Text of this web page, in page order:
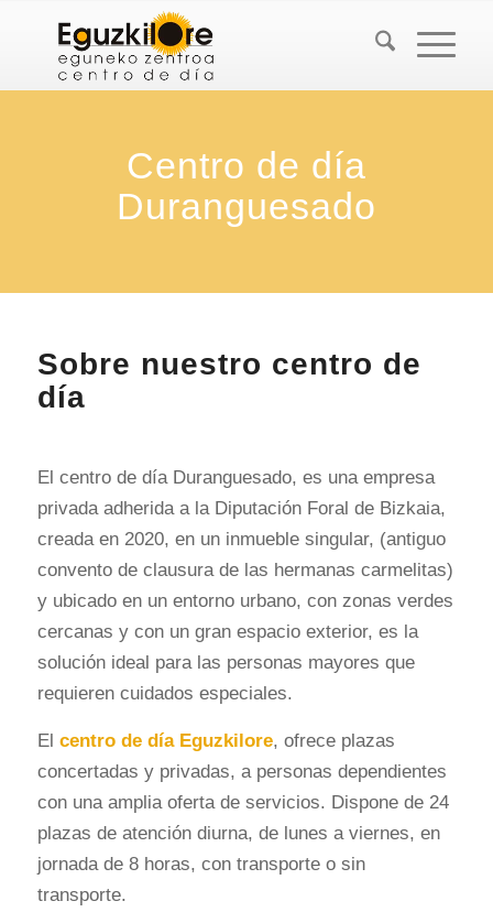
Centro de día
Duranguesado
Sobre nuestro centro de
día
​El centro de día Duranguesado, es una empresa
privada adherida a la Diputación Foral de Bizkaia,
creada en 2020, en un inmueble singular, (antiguo
convento de clausura de las hermanas carmelitas)
y ubicado en un entorno urbano, con zonas verdes
cercanas y con un gran espacio exterior, es la
solución ideal para las personas mayores que
requieren cuidados especiales.
El centro de día Eguzkilore, ofrece plazas
concertadas y privadas, a personas dependientes
con una amplia oferta de servicios. Dispone de 24
plazas de atención diurna, de lunes a viernes, en
jornada de 8 horas, con transporte o sin
transporte.